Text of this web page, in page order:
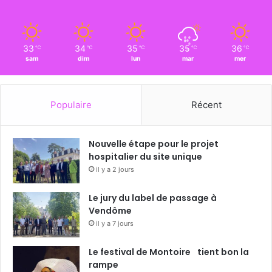
33 ℃
sam
34 ℃
dim
35 ℃
lun
35 ℃
mar
36 ℃
mer
Populaire Récent
Nouvelle étape pour le projet
hospitalier du site unique
il y a 2 jours
Le jury du label de passage à
Vendôme
il y a 7 jours
Le festival de Montoire tient bon la
rampe